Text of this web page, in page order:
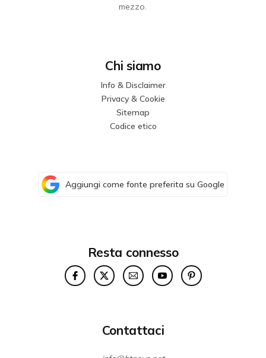
mezzo.
Chi siamo
Info & Disclaimer
Privacy & Cookie
Sitemap
Codice etico
Aggiungi come fonte preferita su Google
Resta connesso
Contattaci